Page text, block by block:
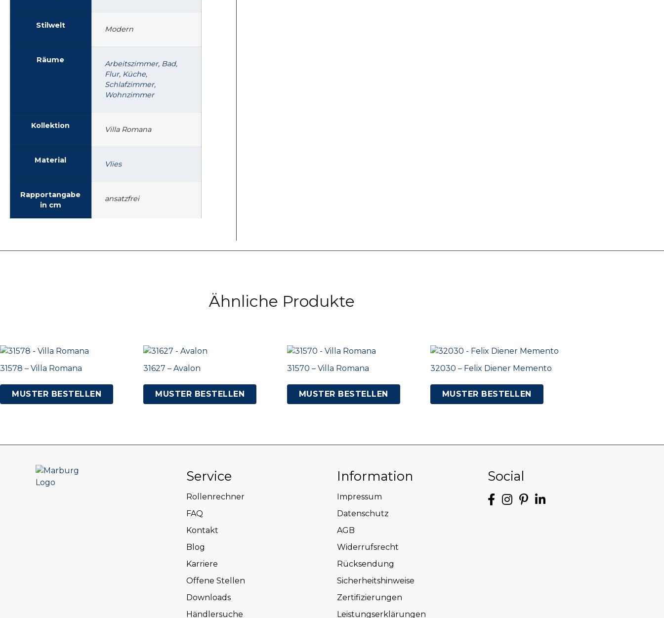
Stilwelt Modern
Räume Arbeitszimmer, Bad,
Flur, Küche,
Schlafzimmer,
Wohnzimmer
Kollektion Villa Romana
Material Vlies
Rapportangabe
in cm
ansatzfrei
Ähnliche Produkte
31578 – Villa Romana
MUSTER BESTELLEN
31627 – Avalon
MUSTER BESTELLEN
31570 – Villa Romana
MUSTER BESTELLEN
32030 – Felix Diener Memento
MUSTER BESTELLEN
Service
Rollenrechner
FAQ
Kontakt
Blog
Karriere
Offene Stellen
Downloads
Händlersuche
Information
Impressum
Datenschutz
AGB
Widerrufsrecht
Rücksendung
Sicherheitshinweise
Zertifizierungen
Leistungserklärungen
Social